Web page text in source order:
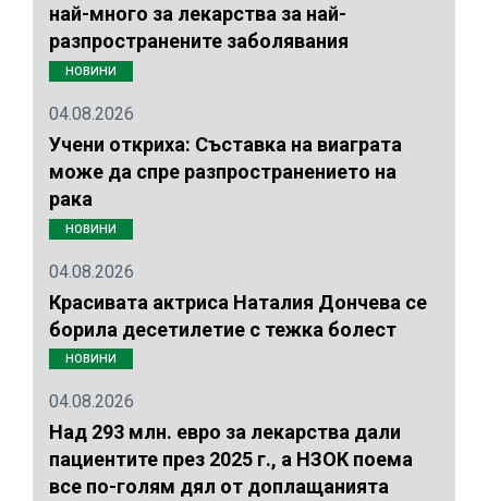
най-много за лекарства за най-
разпространените заболявания
НОВИНИ
04.08.2026
Учени откриха: Съставка на виаграта
може да спре разпространението на
рака
НОВИНИ
04.08.2026
Красивата актриса Наталия Дончева се
борила десетилетие с тежка болест
НОВИНИ
04.08.2026
Над 293 млн. евро за лекарства дали
пациентите през 2025 г., а НЗОК поема
все по-голям дял от доплащанията